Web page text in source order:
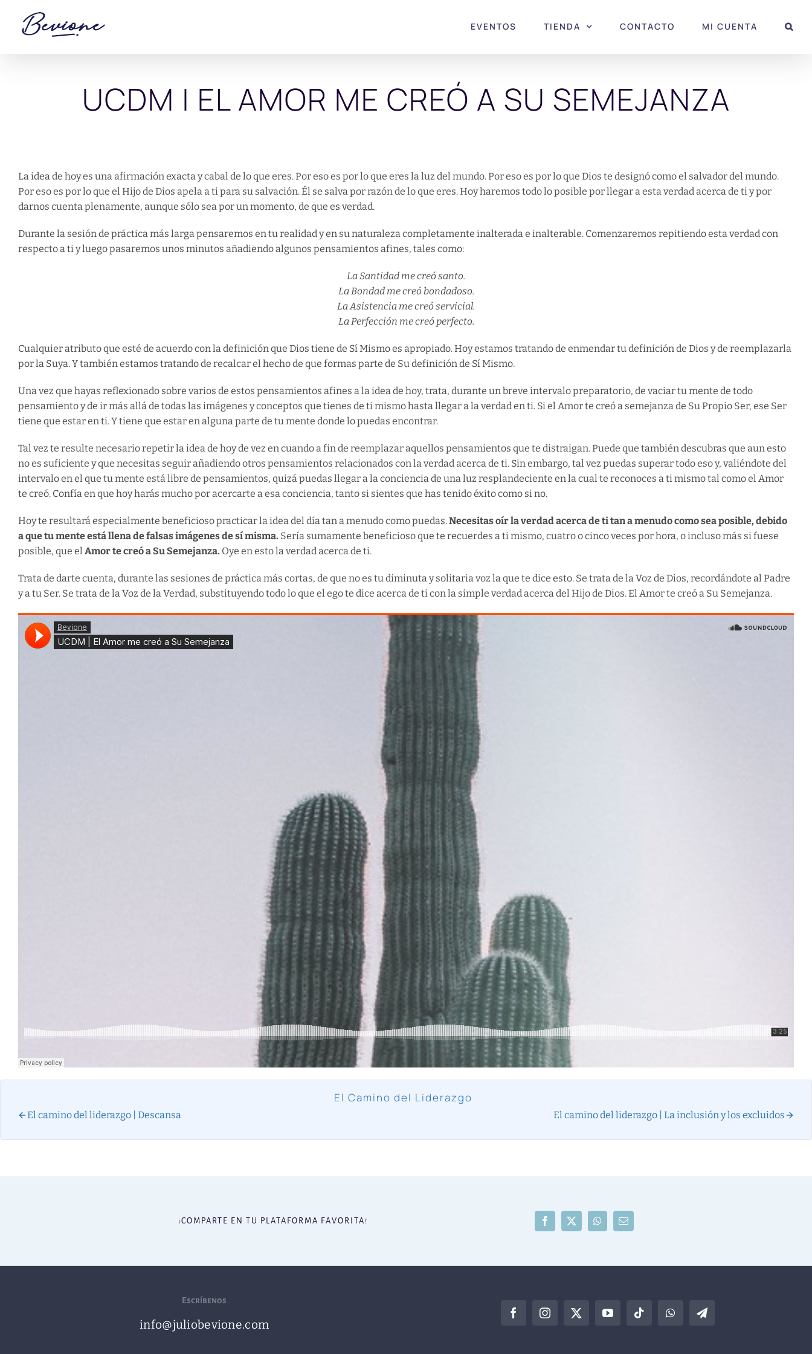
contenido
EVENTOS TIENDA CONTACTO MI CUENTA
UCDM | EL AMOR ME CREÓ A SU SEMEJANZA
La idea de hoy es una afirmación exacta y cabal de lo que eres. Por eso es por lo que eres la luz del mundo. Por eso es por lo que Dios te designó como el salvador del mundo.
Por eso es por lo que el Hijo de Dios apela a ti para su salvación. Él se salva por razón de lo que eres. Hoy haremos todo lo posible por llegar a esta verdad acerca de ti y por
darnos cuenta plenamente, aunque sólo sea por un momento, de que es verdad.
Durante la sesión de práctica más larga pensaremos en tu realidad y en su naturaleza completamente inalterada e inalterable. Comenzaremos repitiendo esta verdad con
respecto a ti y luego pasaremos unos minutos añadiendo algunos pensamientos afines, tales como:
La Santidad me creó santo.
La Bondad me creó bondadoso.
La Asistencia me creó servicial.
La Perfección me creó perfecto.
Cualquier atributo que esté de acuerdo con la definición que Dios tiene de Sí Mismo es apropiado. Hoy estamos tratando de enmendar tu definición de Dios y de reemplazarla
por la Suya. Y también estamos tratando de recalcar el hecho de que formas parte de Su definición de Sí Mismo.
Una vez que hayas reflexionado sobre varios de estos pensamientos afines a la idea de hoy, trata, durante un breve intervalo preparatorio, de vaciar tu mente de todo
pensamiento y de ir más allá de todas las imágenes y conceptos que tienes de ti mismo hasta llegar a la verdad en ti. Si el Amor te creó a semejanza de Su Propio Ser, ese Ser
tiene que estar en ti. Y tiene que estar en alguna parte de tu mente donde lo puedas encontrar.
Tal vez te resulte necesario repetir la idea de hoy de vez en cuando a fin de reemplazar aquellos pensamientos que te distraigan. Puede que también descubras que aun esto
no es suficiente y que necesitas seguir añadiendo otros pensamientos relacionados con la verdad acerca de ti. Sin embargo, tal vez puedas superar todo eso y, valiéndote del
intervalo en el que tu mente está libre de pensamientos, quizá puedas llegar a la conciencia de una luz resplandeciente en la cual te reconoces a ti mismo tal como el Amor
te creó. Confía en que hoy harás mucho por acercarte a esa conciencia, tanto si sientes que has tenido éxito como si no.
Hoy te resultará especialmente beneficioso practicar la idea del día tan a menudo como puedas.Necesitas oír la verdad acerca de ti tan a menudo como sea posible, debido
a que tu mente está llena de falsas imágenes de sí misma. Sería sumamente beneficioso que te recuerdes a ti mismo, cuatro o cinco veces por hora, o incluso más si fuese
posible, que elAmor te creó a Su Semejanza. Oye en esto la verdad acerca de ti.
Trata de darte cuenta, durante las sesiones de práctica más cortas, de que no es tu diminuta y solitaria voz la que te dice esto. Se trata de la Voz de Dios, recordándote al Padre
y a tu Ser. Se trata de la Voz de la Verdad, substituyendo todo lo que el ego te dice acerca de ti con la simple verdad acerca del Hijo de Dios. El Amor te creó a Su Semejanza.
El Camino del Liderazgo
El camino del liderazgo | Descansa El camino del liderazgo | La inclusión y los excluidos
¡COMPARTE EN TU PLATAFORMA FAVORITA! Facebook
X WhatsAppCorreo
Escríbenos
info@juliobevione.com